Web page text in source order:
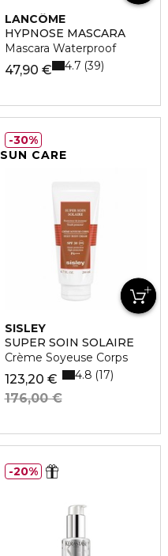
LANCÔME
HYPNOSE MASCARA
Mascara Waterproof
47,90 € 4.7 39
SUN CARE
SISLEY
SUPER SOIN SOLAIRE
Crème Soyeuse Corps
123,20 €
176,00 €
4.8 17
30%
20%